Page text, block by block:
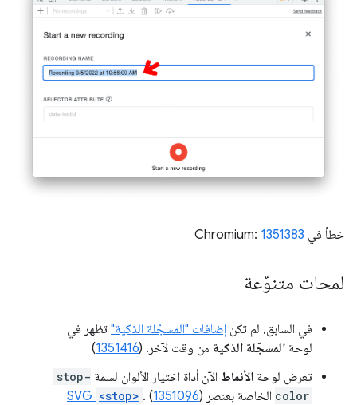
خطأ في Chromium: 1351383
لمحات متنوّعة
في السابق، لم تكن إضافات "المسجّلة الذكية" تظهر في
لوحة المسجّلة الذكية من وقت لآخر. (1351416
)
تعرض لوحة الأنماط الآن أداة اختيار الألوان لسمة stop-
color الخاصة بعنصر SVG <stop> . (1351096)